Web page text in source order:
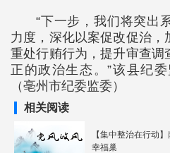
“下一步，我们将突出
力度，深化以案促改促治
重处行贿行为，提升审查
正的政治生态。”该县纪
（亳州市纪委监委）
相关阅读
【集中整治在行动
幸福巢